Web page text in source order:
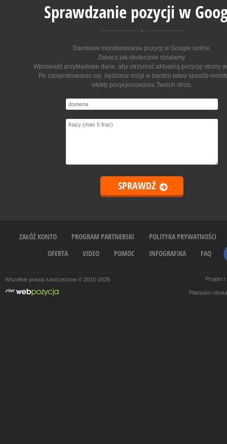
Sprawdzanie pozycji w
Darmowe monitorowanie pozycji w Google online.
Zobacz jak skutecznie działamy.
Wprowadź przykładowe dane, aby otrzymać aktualną pozycję strony
Po zarejestrowaniu się, będziesz mógł w bardzo łatwy sposób
efekty pozycjonowania Twoich stron.
ZAŁÓŻ KONTO PROGRAM PARTNERSKI
POLITYKA PRYWATNOŚCI
OFERTA
VIDEO POMOC INFOGRAFIKA FAQ
Wszelkie prawa zastrzeżone © 2010-2026 Projekt
Płatności